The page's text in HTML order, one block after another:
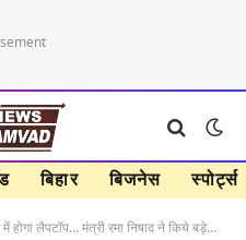
बिहार बिजनेस स्पोर्ट्स
लैपटॉप… मंत्री रमा निषाद ने किये बड़े ऐलान